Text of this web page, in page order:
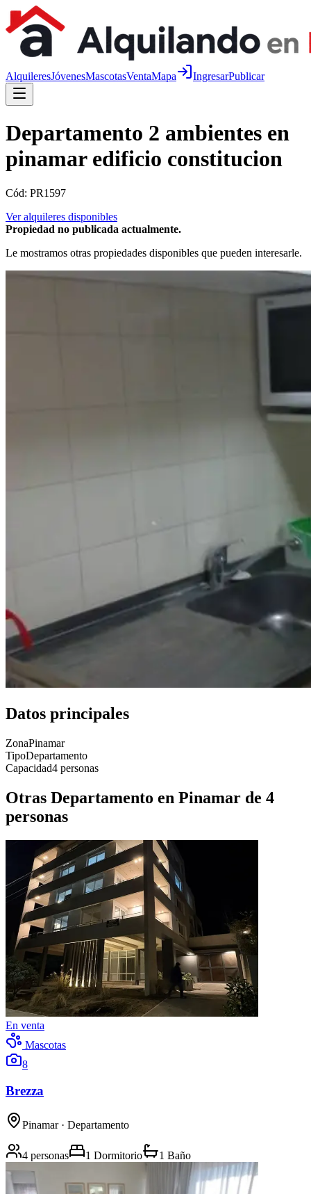
AlquileresJóvenesMascotasVentaMapa IngresarPublicar
Departamento 2 ambientes en
pinamar edificio constitucion
Cód: PR1597
Ver alquileres disponibles
Propiedad no publicada actualmente.
Le mostramos otras propiedades disponibles que pueden interesarle.
Datos principales
ZonaPinamar
TipoDepartamento
Capacidad4 personas
Otras Departamento en Pinamar de 4
personas
En venta
Mascotas
8
Brezza
Pinamar· Departamento
4 personas 1 Dormitorio 1 Baño